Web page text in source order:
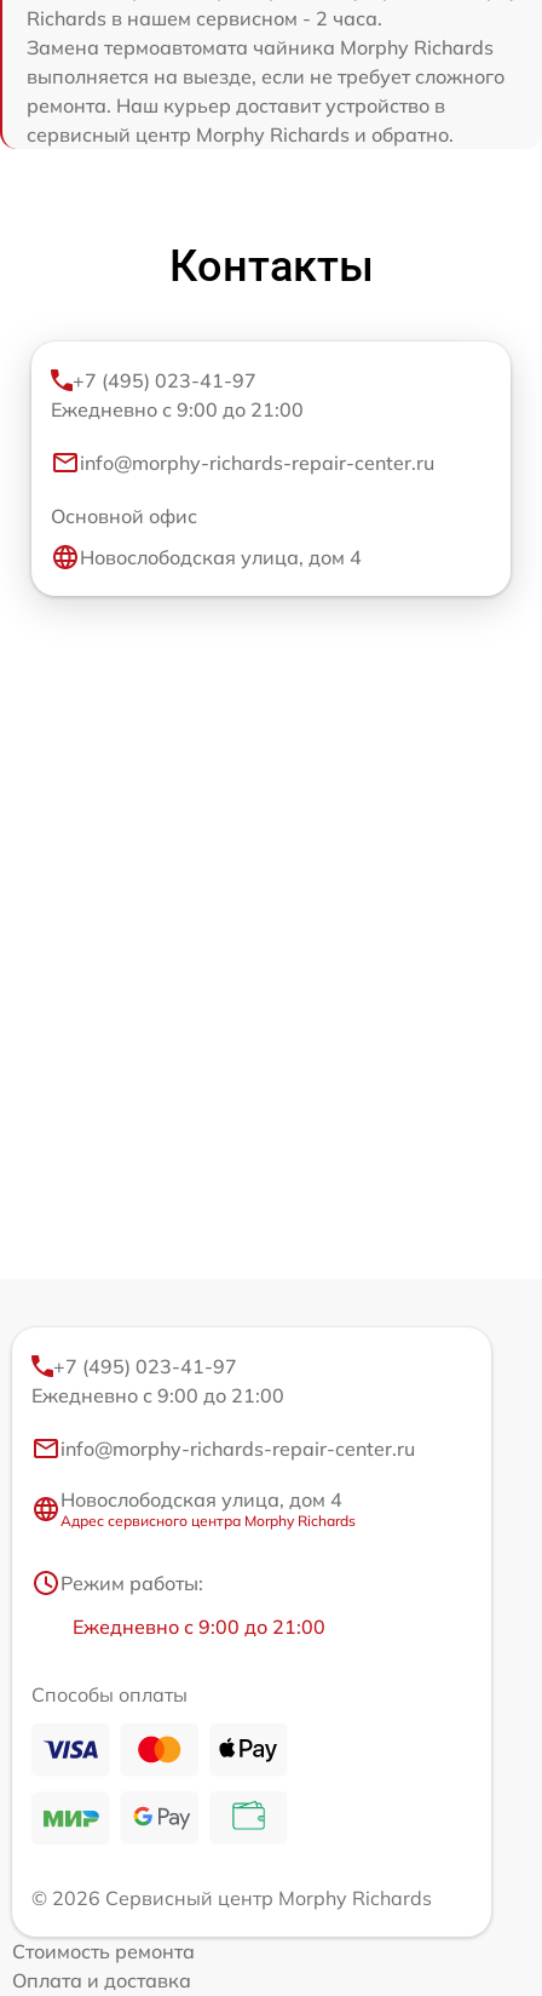
Richards в нашем сервисном - 2 часа.
Замена термоавтомата чайника Morphy Richards
выполняется на выезде, если не требует сложного
ремонта. Наш курьер доставит устройство в
сервисный центр Morphy Richards и обратно.
Контакты
+7 (495) 023-41-97
Ежедневно с 9:00 до 21:00
info@morphy-richards-repair-center.ru
Основной офис
Новослободская улица, дом 4
+7 (495) 023-41-97
Ежедневно с 9:00 до 21:00
info@morphy-richards-repair-center.ru
Новослободская улица, дом 4
Адрес сервисного центра Morphy Richards
Режим работы:
Ежедневно с 9:00 до 21:00
Способы оплаты
© 2026 Сервисный центр Morphy Richards
Стоимость ремонта
Оплата и доставка